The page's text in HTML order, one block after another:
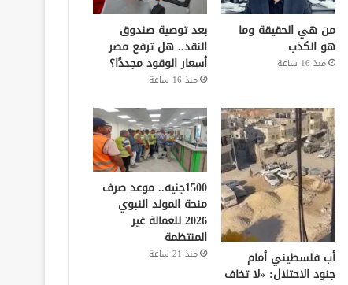
من هي الحقيقة وما
هو الكذب
منذ 16 ساعة
بعد توصية صندوق
النقد.. هل ترفع مصر
أسعار الوقود مجددًا؟
منذ 16 ساعة
أب فلسطيني أمام
جنود الاحتلال: «لا تخاف
1500جنيه.. موعد صرف
منحة المولد النبوي
2026 للعمالة غير
المنتظمة
منذ 21 ساعة